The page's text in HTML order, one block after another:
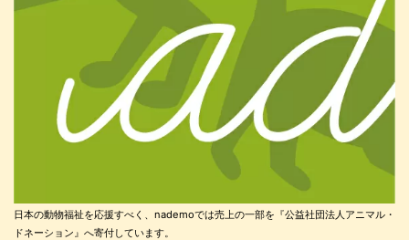
日本の動物福祉を応援すべく、nademoでは売上の一部を『公益社団法人アニマル・
ドネーション』へ寄付しています。